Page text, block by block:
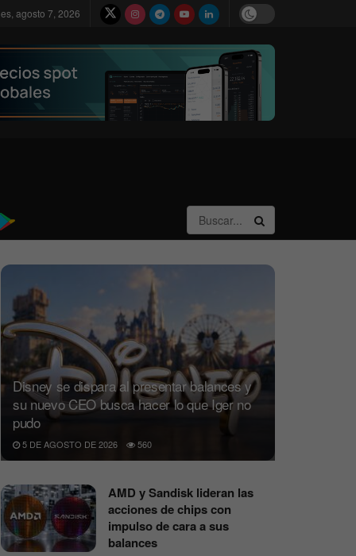
agosto 7, 2026
Disney se dispara al presentar balances y
su nuevo CEO busca hacer lo que Iger no
pudo
5 DE AGOSTO DE 2026 560
AMD y Sandisk lideran las
acciones de chips con
impulso de cara a sus
balances